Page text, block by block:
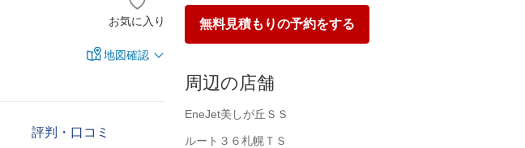
無料見積もりの予約をする
周辺の店舗
EneJet美しが丘ＳＳ
ルート３６札幌ＴＳ
お気に入り
地図確認
評判・口コミ